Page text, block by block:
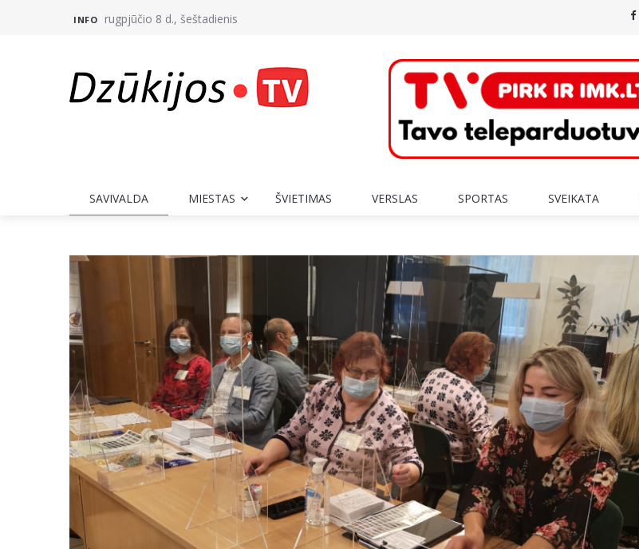
INFO rugpjūčio 8 d., šeštadienis
SAVIVALDA MIESTAS ŠVIETIMAS VERSLAS SPORTAS SVEIKATA